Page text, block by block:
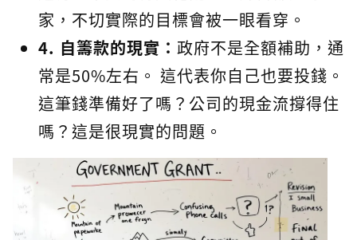
家，不切實際的目標會被一眼看穿。
4. 自籌款的現實： 政府不是全額補助，通
常是50%左右。 這代表你自己也要投錢。
這筆錢準備好了嗎？公司的現金流撐得住
嗎？這是很現實的問題。